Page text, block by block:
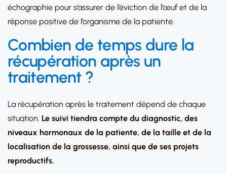
échographie pour s’assurer de l’éviction de l’œuf et de la
réponse positive de l’organisme de la patiente.
Combien de temps dure la
récupération après un
traitement ?
La récupération après le traitement dépend de chaque
situation. Le suivi tiendra compte du diagnostic, des
niveaux hormonaux de la patiente, de la taille et de la
localisation de la grossesse, ainsi que de ses projets
reproductifs.